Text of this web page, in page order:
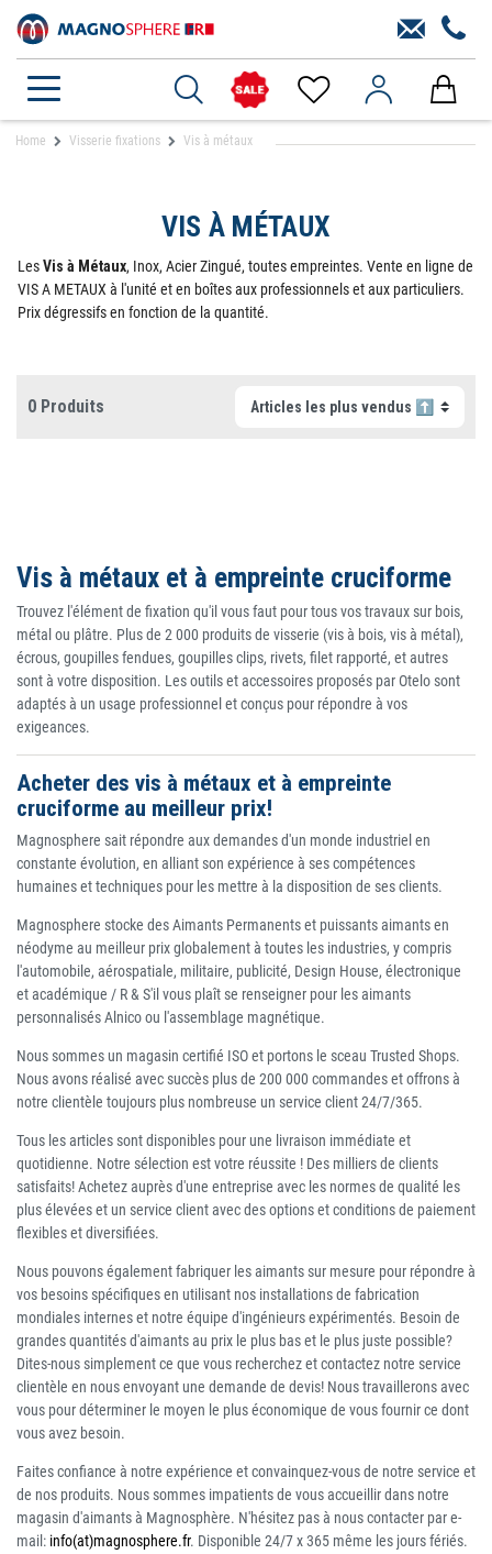
Home Visserie fixations Vis à métaux
VIS À MÉTAUX
LesVis à Métaux, Inox, Acier Zingué, toutes empreintes. Vente en ligne de
VIS A METAUX à l'unité et en boîtes aux professionnels et aux particuliers.
Prix dégressifs en fonction de la quantité.
0 Produits
Vis à métaux et à empreinte cruciforme
Trouvez l'élément de fixation qu'il vous faut pour tous vos travaux sur bois,
métal ou plâtre. Plus de 2 000 produits de visserie (vis à bois, vis à métal),
écrous, goupilles fendues, goupilles clips, rivets, filet rapporté, et autres
sont à votre disposition. Les outils et accessoires proposés par Otelo sont
adaptés à un usage professionnel et conçus pour répondre à vos
exigeances.
Acheter des vis à métaux et à empreinte
cruciforme au meilleur prix!
Magnosphere sait répondre aux demandes d'un monde industriel en
constante évolution, en alliant son expérience à ses compétences
humaines et techniques pour les mettre à la disposition de ses clients.
Magnosphere stocke des Aimants Permanents et puissants aimants en
néodyme au meilleur prix globalement à toutes les industries, y compris
l'automobile, aérospatiale, militaire, publicité, Design House, électronique
et académique / R & S'il vous plaît se renseigner pour les aimants
personnalisés Alnico ou l'assemblage magnétique.
Nous sommes un magasin certifié ISO et portons le sceau Trusted Shops.
Nous avons réalisé avec succès plus de 200 000 commandes et offrons à
notre clientèle toujours plus nombreuse un service client 24/7/365.
Tous les articles sont disponibles pour une livraison immédiate et
quotidienne. Notre sélection est votre réussite ! Des milliers de clients
satisfaits! Achetez auprès d'une entreprise avec les normes de qualité les
plus élevées et un service client avec des options et conditions de paiement
flexibles et diversifiées.
Nous pouvons également fabriquer les aimants sur mesure pour répondre à
vos besoins spécifiques en utilisant nos installations de fabrication
mondiales internes et notre équipe d'ingénieurs expérimentés. Besoin de
grandes quantités d'aimants au prix le plus bas et le plus juste possible?
Dites-nous simplement ce que vous recherchez et contactez notre service
clientèle en nous envoyant une demande de devis! Nous travaillerons avec
vous pour déterminer le moyen le plus économique de vous fournir ce dont
vous avez besoin.
Faites confiance à notre expérience et convainquez-vous de notre service et
de nos produits. Nous sommes impatients de vous accueillir dans notre
magasin d'aimants à Magnosphère. N'hésitez pas à nous contacter par e-
mail: info(at)magnosphere.fr. Disponible 24/7 x 365 même les jours fériés.